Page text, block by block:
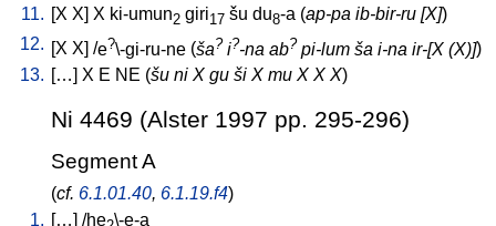
11. [X X] X ki-umun2 giri17 šu du8-a (ap-pa ib-bir-ru [X])
12.
X X ] /e?\-gi-ru-ne (ša? i?-na ab? pi-lum ša i-na ir-[X (X)])
13. […] X E NE (šu ni X gu ši X mu X X X)
Ni 4469 (Alster 1997 pp. 295-296)
Segment A
(cf. 6.1.01.40, 6.1.19.f4)
1. […] /ḫe \-e-a